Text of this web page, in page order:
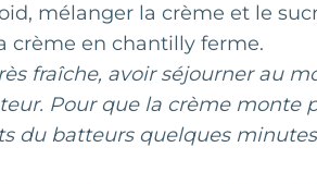
mélanger la crème et le
crème en chantilly ferme.
fraîche, avoir séjourner au
Pour que la crème monte
du batteurs quelques